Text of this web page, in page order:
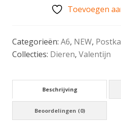
bijtjes
aantal
Toevoegen
Categorieën: A6, NEW,
Collecties: Dieren, Valentijn
Beschrijving
Beoordelingen (0)